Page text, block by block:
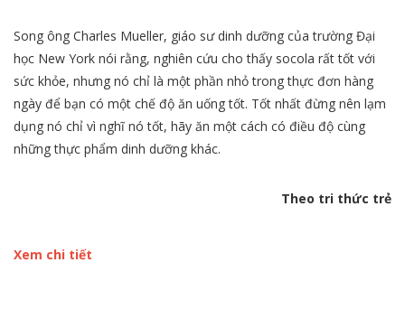
Song ông Charles Mueller, giáo sư dinh dưỡng của trường Đại
học New York nói rằng, nghiên cứu cho thấy socola rất tốt với
sức khỏe, nhưng nó chỉ là một phần nhỏ trong thực đơn hàng
ngày để bạn có một chế độ ăn uống tốt. Tốt nhất đừng nên lạm
dụng nó chỉ vì nghĩ nó tốt, hãy ăn một cách có điều độ cùng
những thực phẩm dinh dưỡng khác.
Theo tri thức trẻ
Xem chi tiết